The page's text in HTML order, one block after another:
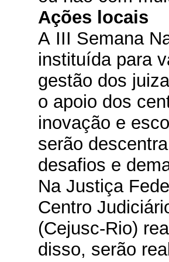
Ações locais
A III Semana
instituída para
gestão dos
o apoio dos
inovação e
serão
desafios e
Na Justiça
Centro
(Cejusc-Rio)
disso, serão